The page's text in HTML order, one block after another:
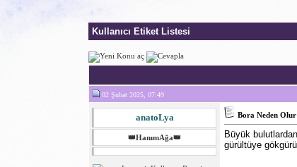
Kullanıcı Etiket Listesi
02 Şubat 2025, 07:49
anatoLya
👑HanımAğa👑
Bora Neden Olur
Büyük
gürültüye